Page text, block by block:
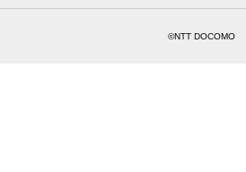
©NTT DOCOMO